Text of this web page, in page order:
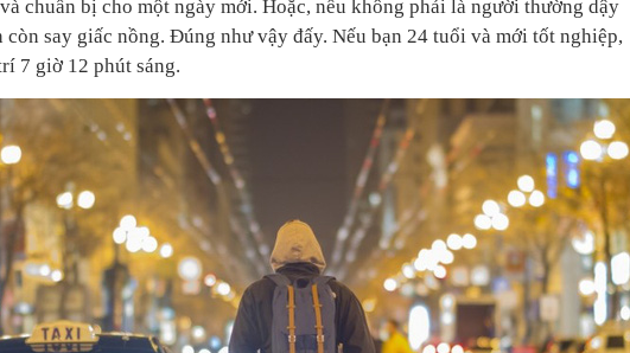
chuẩn bị cho một ngày mới. Hoặc, nếu không phải là người thường dậy
còn say giấc nồng. Đúng như vậy đấy. Nếu bạn 24 tuổi và mới tốt nghiệp,
7 giờ 12 phút sáng.